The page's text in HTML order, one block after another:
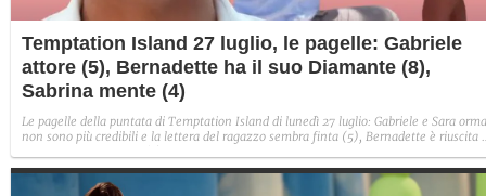
Temptation Island 27 luglio, le pagelle: Gabriele
attore (5), Bernadette ha il suo Diamante (8),
Sabrina mente (4)
Le pagelle della puntata di Temptation Island di lunedì 27 luglio: Gabriele e Sara
non sono più credibili e la lettera del ragazzo sembra finta (5), Bernadette è riuscita
Giovanni che se stessa in un solo momento (4).